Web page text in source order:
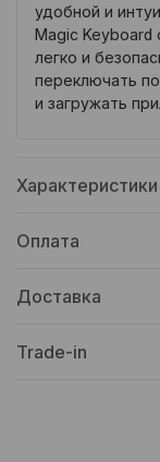
удобной и
Magic Keyboard
легко и
переключать
и загружать
Характеристики
Оплата
Доставка
Trade-in